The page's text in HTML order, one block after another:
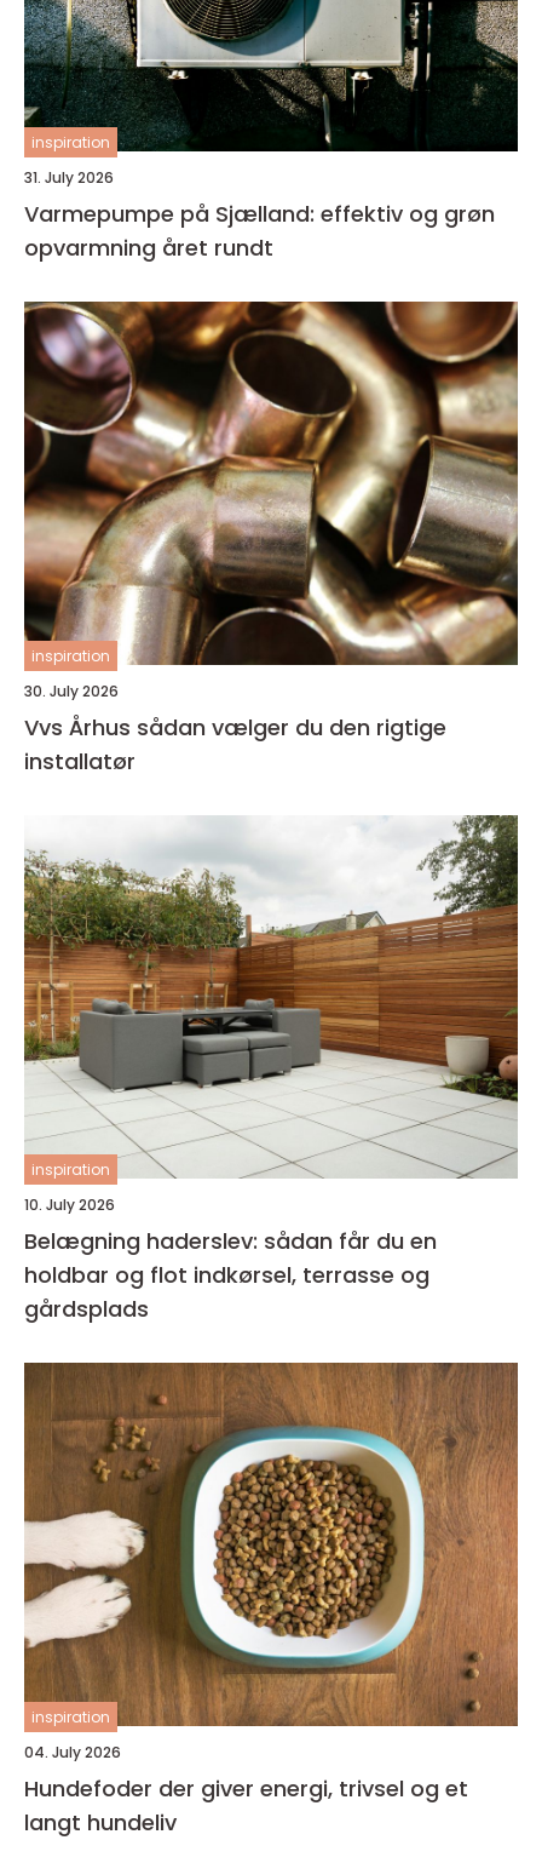
inspiration
31. July 2026
Varmepumpe på Sjælland: effektiv og grøn
opvarmning året rundt
inspiration
30. July 2026
Vvs Århus sådan vælger du den rigtige
installatør
inspiration
10. July 2026
Belægning haderslev: sådan får du en
holdbar og flot indkørsel, terrasse og
gårdsplads
inspiration
04. July 2026
Hundefoder der giver energi, trivsel og et
langt hundeliv